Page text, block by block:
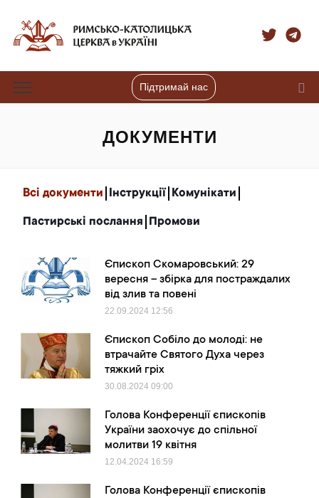
Підтримай нас
ДОКУМЕНТИ
Всі документи Інструкції Комунікати
Пастирські послання Промови
Єпископ Скомаровський: 29
вересня – збірка для постраждалих
від злив та повені
22.09.2024 12:56
Єпископ Собіло до молоді: не
втрачайте Святого Духа через
тяжкий гріх
30.08.2024 09:00
Голова Конференції єпископів
України заохочує до спільної
молитви 19 квітня
12.04.2024 16:59
Голова Конференції єпископів